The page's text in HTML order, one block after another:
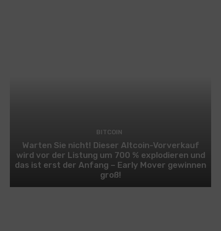
BITCOIN
Warten Sie nicht! Dieser Altcoin-Vorverkauf
wird vor der Listung um 700 % explodieren und
das ist erst der Anfang – Early Mover gewinnen
groß!